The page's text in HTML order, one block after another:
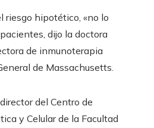
riesgo hipotético, «no lo
dijo la doctora
de inmunoterapia
de Massachusetts.
del Centro de
y Celular de la Facultad